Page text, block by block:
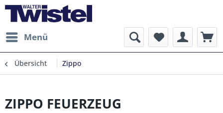
Menü
Übersicht Zippo
ZIPPO FEUERZEUG